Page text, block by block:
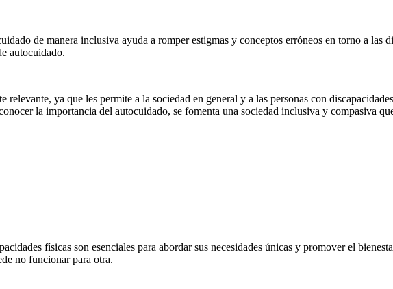
de manera inclusiva ayuda a romper estigmas y conceptos erróneos en torno a las
autocuidado.
ya que les permite a la sociedad en general y a las personas con
la importancia del autocuidado, se fomenta una sociedad inclusiva y compasiva
físicas son esenciales para abordar sus necesidades únicas y promover el
no funcionar para otra.